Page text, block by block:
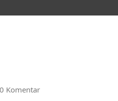
0 Komentar